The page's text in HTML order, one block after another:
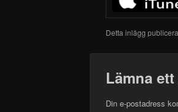
Detta inlägg
Lämna
Din e-postadress